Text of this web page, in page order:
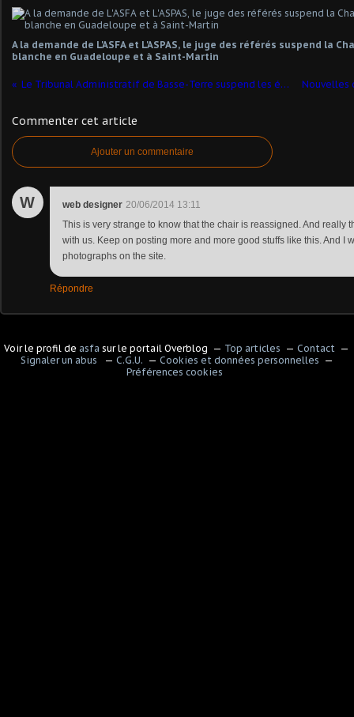
A la demande de L'ASFA et L'ASPAS, le juge des référés suspend la
blanche en Guadeloupe et à Saint-Martin
Le Tribunal Administratif de Basse-Terre suspend les épandages aériens de pesticides en Guadeloupe
Commenter cet article
Ajouter un commentaire
W web designer 20/06/2014 13:11
This is very strange to know that the chair is reassigned. And really
with us. Keep on posting more and more good stuffs like this. And I
photographs on the site.
Répondre
Voir le profil de asfa sur le portail Overblog Top articles
Contact
Signaler un abus
C.G.U.
Cookies et données personnelles
Préférences cookies